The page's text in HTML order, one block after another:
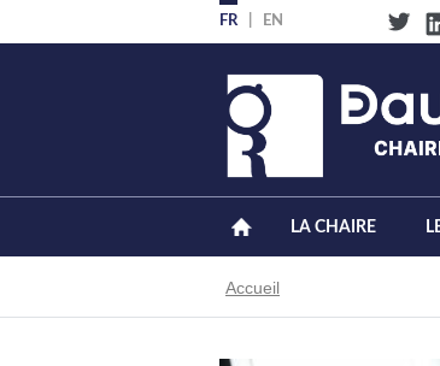
au
FR EN
LA CHAIRE
Fil
d'Ariane
Accueil